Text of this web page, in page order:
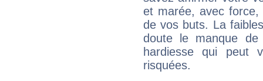
et marée, avec
de vos buts. La
doute le manque
hardiesse qui peut
risquées.